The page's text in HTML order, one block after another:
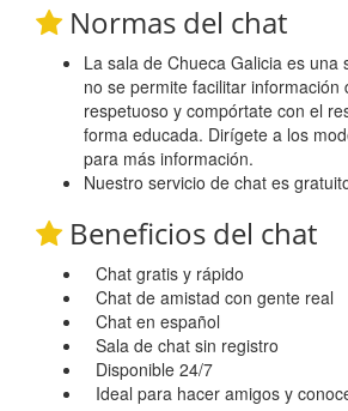
Normas del chat
La sala de Chueca Galicia es una
no se permite facilitar información
respetuoso y compórtate con el
forma educada. Dirígete a los
para más información.
Nuestro servicio de chat es
Beneficios del chat
Chat gratis y rápido
Chat de amistad con gente real
Chat en español
Sala de chat sin registro
Disponible 24/7
Ideal para hacer amigos y